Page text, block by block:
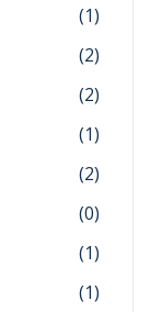
(1)
(2)
(2)
(1)
(2)
(0)
(1)
(1)